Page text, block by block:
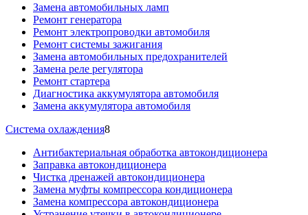
Замена автомобильных ламп
Ремонт генератора
Ремонт электропроводки автомобиля
Ремонт системы зажигания
Замена автомобильных предохранителей
Замена реле регулятора
Ремонт стартера
Диагностика аккумулятора автомобиля
Замена аккумулятора автомобиля
Система охлаждения8
Антибактериальная обработка автокондиционера
Заправка автокондиционера
Чистка дренажей автокондиционера
Замена муфты компрессора кондиционера
Замена компрессора автокондиционера